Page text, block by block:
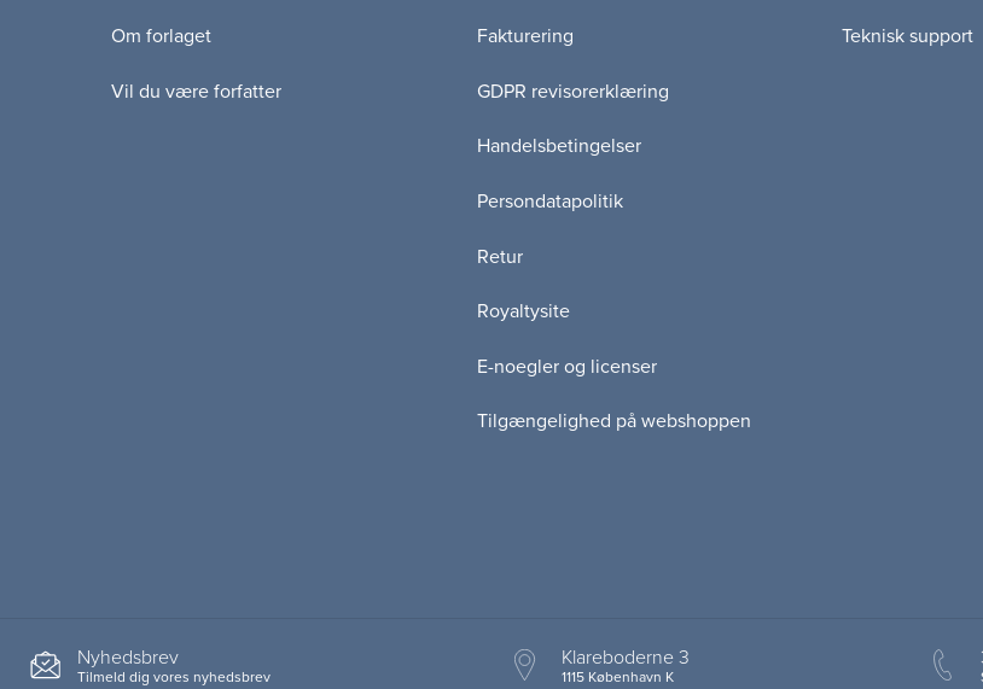
Om forlaget
Vil du være forfatter
Fakturering
GDPR revisorerklæring
Handelsbetingelser
Persondatapolitik
Retur
Royaltysite
E-noegler og licenser
Tilgængelighed på webshoppen
Teknisk support
Nyhedsbrev
Tilmeld dig vores nyhedsbrev
Klareboderne 3
1115 København K